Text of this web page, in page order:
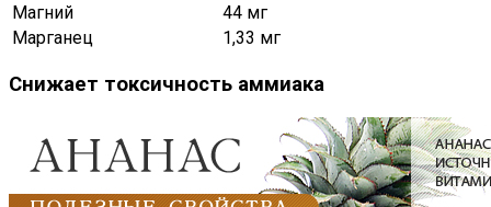
Магний
44 мг
Марганец
1,33 мг
Снижает токсичность аммиака